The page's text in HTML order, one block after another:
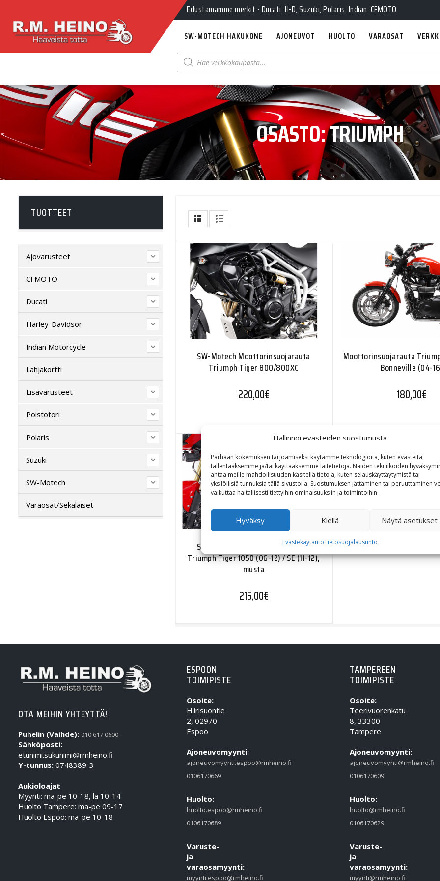
Hallinnoi evästeiden suostumusta
Parhaan kokemuksen tarjoamiseksi käytämme teknologioita, kuten evästeitä,
tallentaaksemme ja/tai käyttääksemme laitetietoja. Näiden tekniikoiden
antaa meille mahdollisuuden käsitellä tietoja, kuten selauskäyttäytymistä tai
yksilöllisiä tunnuksia tällä sivustolla. Suostumuksen jättäminen tai peruuttaminen
vaikuttaa haitallisesti tiettyihin ominaisuuksiin ja toimintoihin.
Hyväksy Kiellä Näytä asetukset
EvästekäytäntöTietosuojalausunto
Edustamamme merkit - Ducati, H-D, Suzuki, Polaris, Indian, CFMOTO
SW-MOTECH HAKUKONE AJONEUVOT HUOLTO VARAOSAT
Products
search
OSASTO:TRIUMPH
SW-Motech Moottorinsuojarauta
Triumph Tiger 800/800XC
220,00€
Moottorinsuojarauta
Bonneville (04-
180,00€
SW-Motech Moottorinsuojarauta
Triumph Tiger 1050 (06-12) / SE (11-12),
musta
215,00€
TUOTTEET
Ajovarusteet
CFMOTO
Ducati
Harley-Davidson
Indian Motorcycle
Lahjakortti
Lisävarusteet
Poistotori
Polaris
Suzuki
SW-Motech
Varaosat/Sekalaiset
OTA MEIHIN YHTEYTTÄ!
Puhelin (Vaihde): 010 617 0600
Sähköposti:
etunimi.sukunimi@rmheino.fi
Y-tunnus: 0748389-3
Aukioloajat
Myynti: ma-pe 10-18, la 10-14
Huolto Tampere: ma-pe 09-17
Huolto Espoo: ma-pe 10-18
ESPOON
TOIMIPISTE
Osoite:
Hiirisuontie
2, 02970
Espoo
Ajoneuvomyynti:
ajoneuvomyynti.espoo@rmheino.fi
0106170669
Huolto:
huolto.espoo@rmheino.fi
0106170689
Varuste-
ja
varaosamyynti:
myynti.espoo@rmheino.fi
TAMPEREEN
TOIMIPISTE
Osoite:
Teerivuorenkatu
8, 33300
Tampere
Ajoneuvomyynti:
ajoneuvomyynti@rmheino.fi
0106170609
Huolto:
huolto@rmheino.fi
0106170629
Varuste-
ja
varaosamyynti:
myynti@rmheino.fi